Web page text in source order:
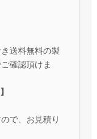
送料無料の製
確認頂けま
で、お見積り